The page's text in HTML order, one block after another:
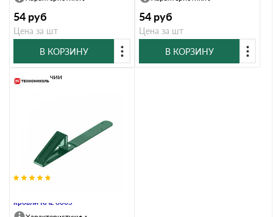
54 руб
Цена за шт
В КОРЗИНУ
54 руб
Цена за шт
В КОРЗИНУ
кровли RAL 6005
В наличии